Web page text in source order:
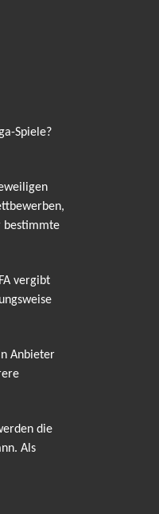
Spiele?
bestimmte
vergibt
Anbieter
die
Als